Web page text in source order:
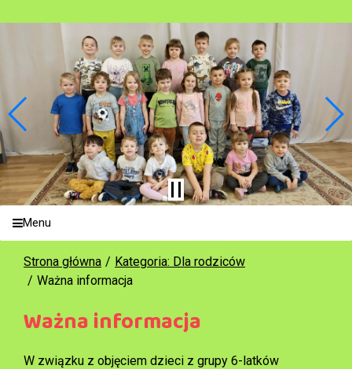
Menu
Strona główna
Kategoria: Dla rodziców
Ważna informacja
Ważna informacja
W związku z objęciem dzieci z grupy 6-latków